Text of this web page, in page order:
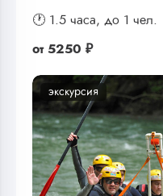
🕐 1.5 часа, до 1 чел.
от 5250 ₽
экскурсия